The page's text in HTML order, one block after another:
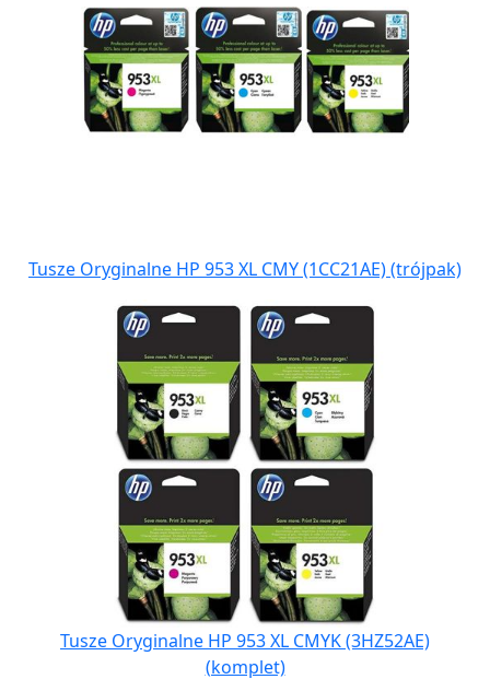
Tusze Oryginalne HP 953 XL CMY (1CC21AE) (trójpak)
Tusze Oryginalne HP 953 XL CMYK (3HZ52AE)
(komplet)